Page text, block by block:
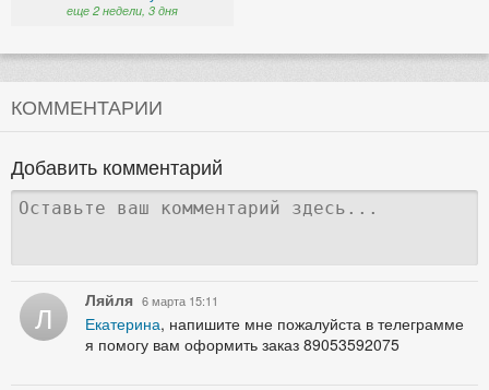
еще 2 недели, 3 дня
КОММЕНТАРИИ
Добавить комментарий
Л Ляйля 6 марта 15:11
Екатерина, напишите мне пожалуйста в телеграмме
я помогу вам оформить заказ 89053592075